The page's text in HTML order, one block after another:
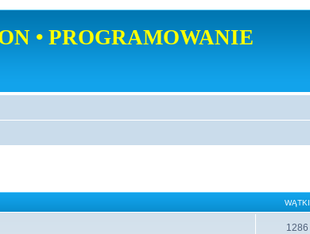
• PROGRAMOWANIE
WĄTKI
1286